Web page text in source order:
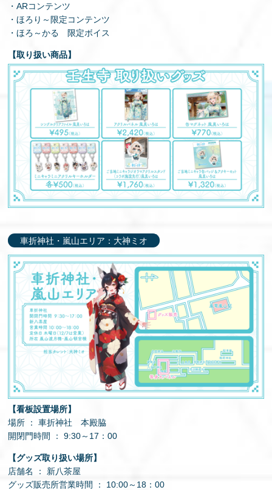
・ARコンテンツ
・ほろり～限定コンテンツ
・ほろ～かる 限定ボイス
【取り扱い商品】
車折神社・嵐山エリア：大神ミオ
【看板設置場所】
場所 ： 車折神社 本殿脇
開閉門時間 ： 9:30～17：00
【グッズ取り扱い場所】
店舗名 ： 新八茶屋
グッズ販売所営業時間 ： 10:00～18：00